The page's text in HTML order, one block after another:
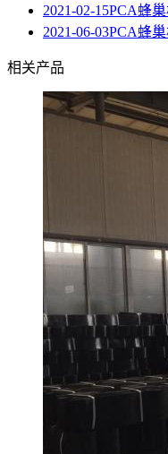
2021-02-15PCA蜂
2021-06-03PCA蜂
相关产品